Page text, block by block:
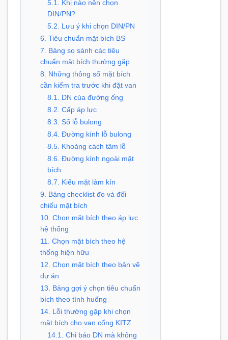
5.1. Khi nào nên chọn
DIN/PN?
5.2. Lưu ý khi chọn DIN/PN
6. Tiêu chuẩn mặt bích BS
7. Bảng so sánh các tiêu
chuẩn mặt bích thường gặp
8. Những thông số mặt bích
cần kiểm tra trước khi đặt van
8.1. DN của đường ống
8.2. Cấp áp lực
8.3. Số lỗ bulong
8.4. Đường kính lỗ bulong
8.5. Khoảng cách tâm lỗ
8.6. Đường kính ngoài mặt
bích
8.7. Kiểu mặt làm kín
9. Bảng checklist đo và đối
chiếu mặt bích
10. Chọn mặt bích theo áp lực
hệ thống
11. Chọn mặt bích theo hệ
thống hiện hữu
12. Chọn mặt bích theo bản vẽ
dự án
13. Bảng gợi ý chọn tiêu chuẩn
bích theo tình huống
14. Lỗi thường gặp khi chọn
mặt bích cho van cổng KITZ
14.1. Chỉ báo DN mà không